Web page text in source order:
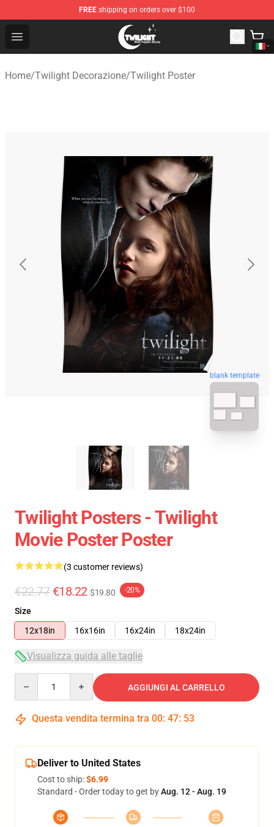
FREE shipping on orders over $100
Open menu
Twilight Store - Official Twilight Merchandise Shop
Home/Twilight Decorazione/Twilight Poster
blank template
Twilight Posters - Twilight
Movie Poster Poster
(3 customer reviews)
€22.77 €18.22 $19.80 -20%
Size
12x18in
16x16in 16x24in 18x24in
Visualizza guida alle taglie
AGGIUNGI AL CARRELLO
Questa vendita termina tra 00: 47: 52
Deliver to United States
Cost to ship:$6.99
Standard - Order today to get byAug. 12 - Aug. 19